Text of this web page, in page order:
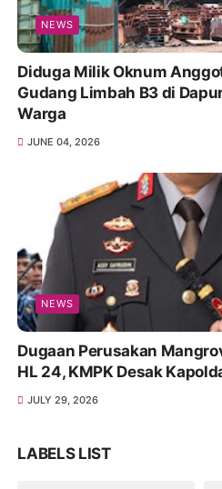
NEWS
Diduga Milik Oknum
Gudang Limbah B3 di
Warga
JUNE 04, 2026
NEWS
Dugaan Perusakan
HL 24, KMPK Desak
JULY 29, 2026
LABELS LIST